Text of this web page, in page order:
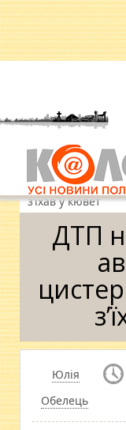
Головна »
на Полтавщині:
з’їхав у кювет
ДТП
Юлія
Обелець